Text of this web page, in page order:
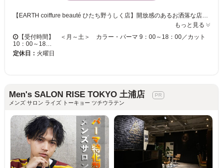
【EARTH coiffure beauté ひたち野うしく店】開放感のあるお洒落な店内で、磨き抜かれた技術が味わえます♪ お客様一人ひとりへの丁寧なカウンセリングが魅力的★ベテランの実力派スタイリスト多数在籍！トレンドをプラスして、セルフスタイリングが楽になる再現性の高いスタイルに♪ 【EARTH coiffure beauté ひたち野うしく店】で、キレイへの近道を見つけませんか？
もっと見る
【受付時間】 ＜月～土＞ カラー・パーマ 9：00～18：00／カット
10：00～18…
定休日： 火曜日
Men's SALON RISE TOKYO 土浦店
メンズ サロン ライズ トーキョー ツチウラテン